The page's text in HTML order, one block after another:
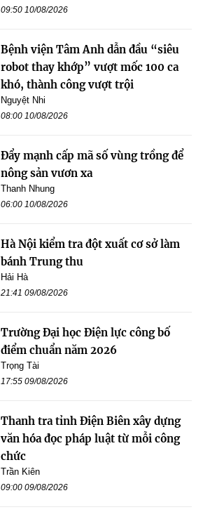
09:50 10/08/2026
Bệnh viện Tâm Anh dẫn đầu “siêu
robot thay khớp” vượt mốc 100 ca
khó, thành công vượt trội
Nguyệt Nhi
08:00 10/08/2026
Đẩy mạnh cấp mã số vùng trồng để
nông sản vươn xa
Thanh Nhung
06:00 10/08/2026
Hà Nội kiểm tra đột xuất cơ sở làm
bánh Trung thu
Hải Hà
21:41 09/08/2026
Trường Đại học Điện lực công bố
điểm chuẩn năm 2026
Trọng Tài
17:55 09/08/2026
Thanh tra tỉnh Điện Biên xây dựng
văn hóa đọc pháp luật từ mỗi công
chức
Trần Kiên
09:00 09/08/2026